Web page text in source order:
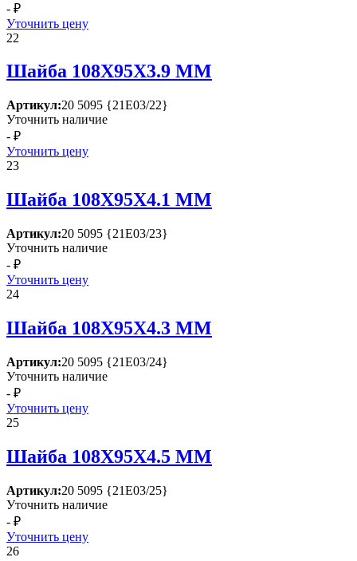
- ₽
Уточнить цену
22
Шайба 108Х95Х3.9 ММ
Артикул:20 5095 {21Е03/22}
Уточнить наличие
- ₽
Уточнить цену
23
Шайба 108Х95Х4.1 ММ
Артикул:20 5095 {21Е03/23}
Уточнить наличие
- ₽
Уточнить цену
24
Шайба 108Х95Х4.3 ММ
Артикул:20 5095 {21Е03/24}
Уточнить наличие
- ₽
Уточнить цену
25
Шайба 108Х95Х4.5 ММ
Артикул:20 5095 {21Е03/25}
Уточнить наличие
- ₽
Уточнить цену
26